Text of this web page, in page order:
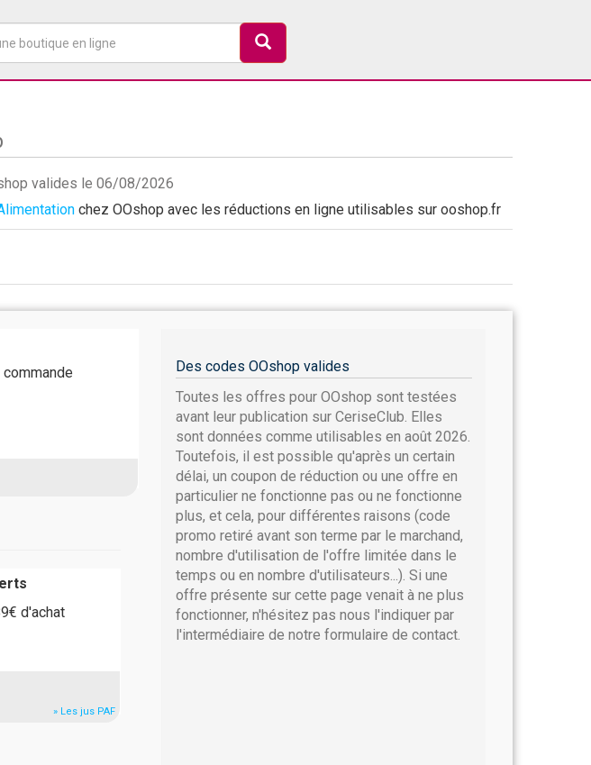
valides le 06/08/2026
chez OOshop avec les réductions en ligne utilisables sur ooshop.fr
d'achat
» Les jus PAF
Des codes OOshop valides
Toutes les offres pour OOshop sont testées
avant leur publication sur CeriseClub. Elles
sont données comme utilisables en août 2026.
Toutefois, il est possible qu'après un certain
délai, un coupon de réduction ou une offre en
particulier ne fonctionne pas ou ne fonctionne
plus, et cela, pour différentes raisons (code
promo retiré avant son terme par le marchand,
nombre d'utilisation de l'offre limitée dans le
temps ou en nombre d'utilisateurs...). Si une
offre présente sur cette page venait à ne plus
fonctionner, n'hésitez pas nous l'indiquer par
l'intermédiaire de notre formulaire de contact.